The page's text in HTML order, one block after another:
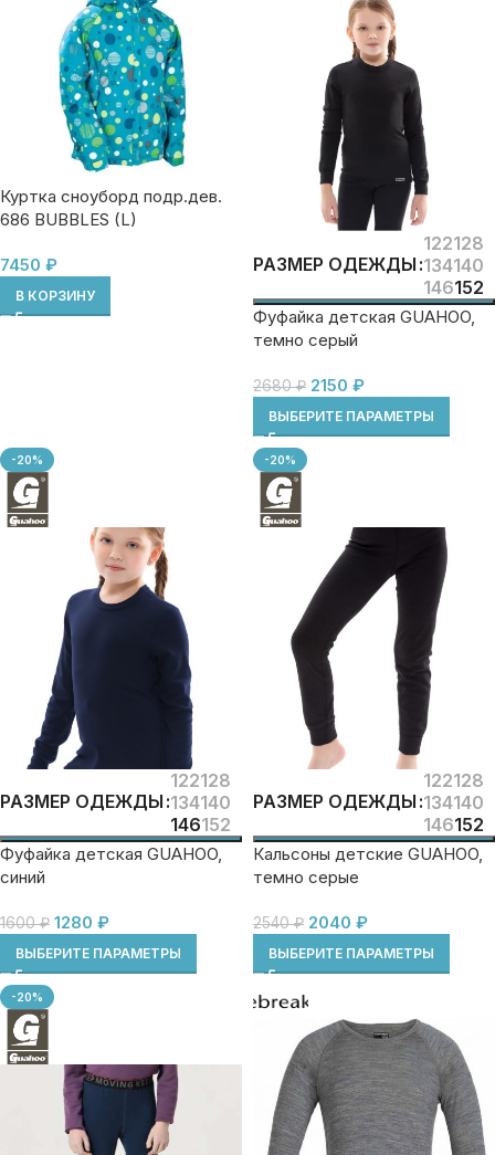
Куртка сноуборд подр.дев.
686 BUBBLES (L)
7450 ₽
В КОРЗИНУ
РАЗМЕР ОДЕЖДЫ
122128
134140
146152
Фуфайка детская GUAHOO,
темно серый
2680₽ 2150 ₽
ВЫБЕРИТЕ ПАРАМЕТРЫ
-20%
РАЗМЕР ОДЕЖДЫ
122128
134140
146152
Фуфайка детская GUAHOO,
синий
1600₽ 1280 ₽
ВЫБЕРИТЕ ПАРАМЕТРЫ
-20%
РАЗМЕР ОДЕЖДЫ
122128
134140
146152
Кальсоны детские GUAHOO,
темно серые
2540₽ 2040 ₽
ВЫБЕРИТЕ ПАРАМЕТРЫ
-20%